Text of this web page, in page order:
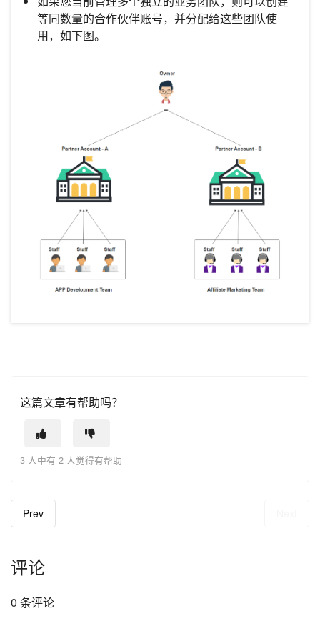
等同数量的合作伙伴账号，并分配给这些团队使
用，如下图。
这篇文章有帮助吗？
3 人中有 2 人觉得有帮助
Prev
评论
0 条评论